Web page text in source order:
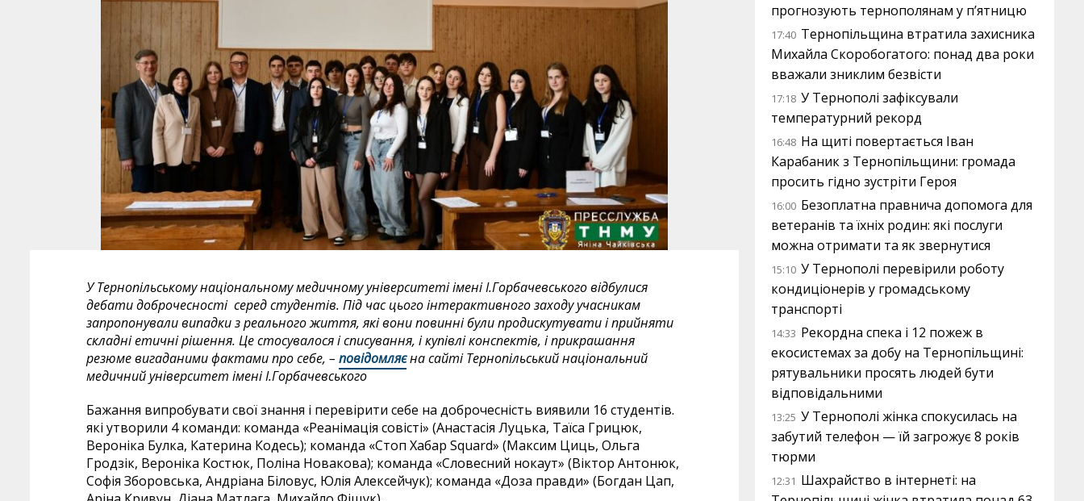
У Тернопільському національному медичному університеті імені І.Горбачевського відбулися
дебати доброчесності серед студентів. Під час цього інтерактивного заходу учасникам
запропонували випадки з реального життя, які вони повинні були продискутувати і прийняти
складні етичні рішення. Це стосувалося і списування, і купівлі конспектів, і прикрашання
резюме вигаданими фактами про себе, – повідомляєна сайті Тернопільський національний
медичний університет імені І.Горбачевського
Бажання випробувати свої знання і перевірити себе на доброчесність виявили 16 студентів.
які утворили 4 команди: команда «Реанімація совісті» (Анастасія Луцька, Таїса Грицюк,
Вероніка Булка, Катерина Кодесь); команда «Стоп Хабар Squard» (Максим Циць, Ольга
Гродзік, Вероніка Костюк, Поліна Новакова); команда «Словесний нокаут» (Віктор Антонюк,
Софія Зборовська, Андріана Біловус, Юлія Алексейчук); команда «Доза правди» (Богдан Цап,
прогнозують тернополянам у п’ятницю
17:40 Тернопільщина втратила захисника
Михайла Скоробогатого: понад два роки
вважали зниклим безвісти
17:18 У Тернополі зафіксували
температурний рекорд
16:48 На щиті повертається Іван
Карабаник з Тернопільщини: громада
просить гідно зустріти Героя
16:00 Безоплатна правнича допомога для
ветеранів та їхніх родин: які послуги
можна отримати та як звернутися
15:10 У Тернополі перевірили роботу
кондиціонерів у громадському
транспорті
14:33 Рекордна спека і 12 пожеж в
екосистемах за добу на Тернопільщині:
рятувальники просять людей бути
відповідальними
13:25 У Тернополі жінка спокусилась на
забутий телефон — їй загрожує 8 років
тюрми
12:31 Шахрайство в інтернеті: на